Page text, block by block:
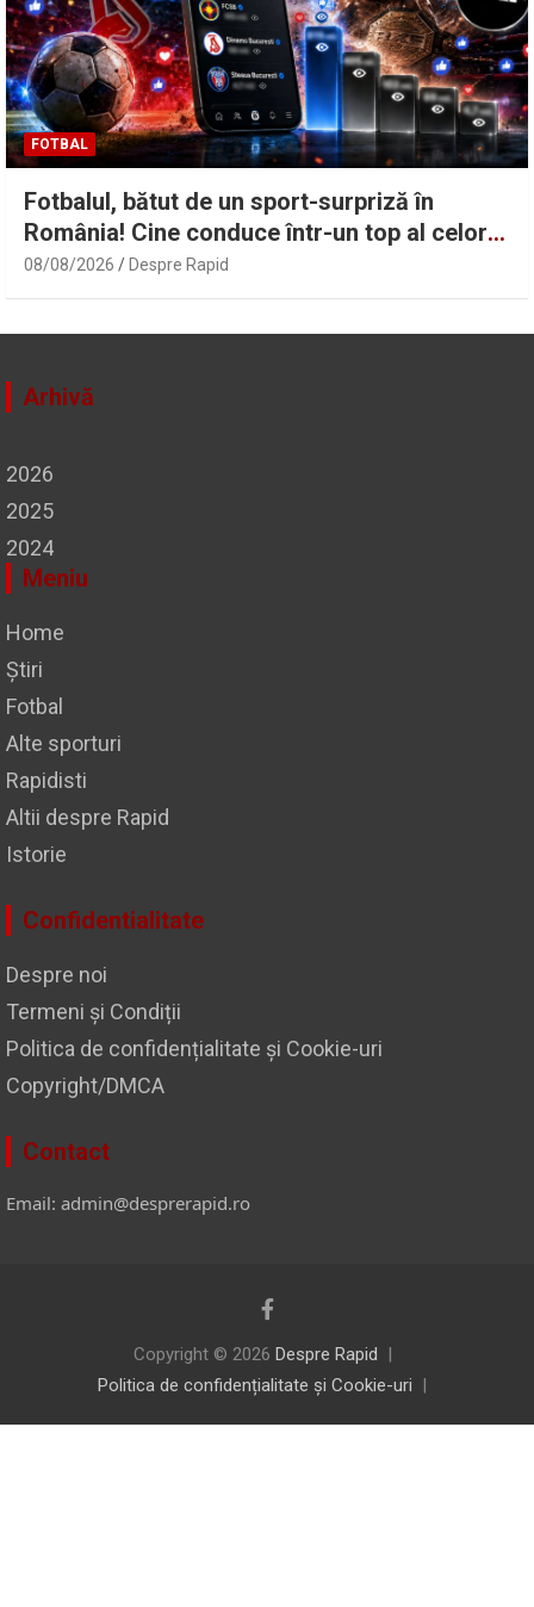
FOTBAL
Fotbalul, bătut de un sport-surpriză în
România! Cine conduce într-un top al celor
mai vizualizate reel-uri pe Facebook: FCSB,
la ani lumină de CSA Steaua
08/08/2026 Despre Rapid
Arhivă
2026
2025
2024
Meniu
Home
Știri
Fotbal
Alte sporturi
Rapidisti
Altii despre Rapid
Istorie
Confidentialitate
Despre noi
Termeni și Condiții
Politica de confidențialitate și Cookie-uri
Copyright/DMCA
Contact
Email: admin@desprerapid.ro
Copyright © 2026 Despre Rapid
Politica de confidențialitate și Cookie-uri